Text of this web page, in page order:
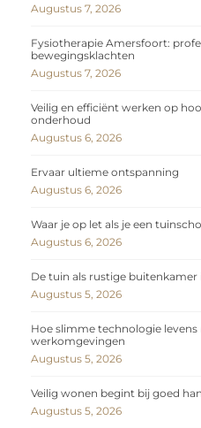
Augustus 7, 2026
Fysiotherapie Amersfoort:
bewegingsklachten
Augustus 7, 2026
Veilig en efficiënt werken op
onderhoud
Augustus 6, 2026
Ervaar ultieme ontspanning
Augustus 6, 2026
Waar je op let als je een
Augustus 6, 2026
De tuin als rustige buitenkamer
Augustus 5, 2026
Hoe slimme technologie levens
werkomgevingen
Augustus 5, 2026
Veilig wonen begint bij goed
Augustus 5, 2026